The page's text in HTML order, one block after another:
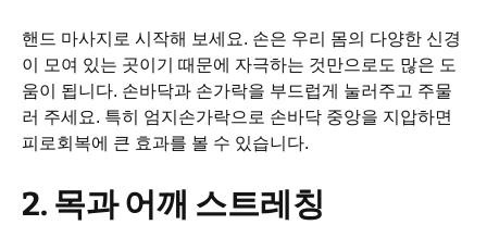
핸드 마사지로 시작해 보세요. 손은 우리 몸의 다양한 신경
이 모여 있는 곳이기 때문에 자극하는 것만으로도 많은 도
움이 됩니다. 손바닥과 손가락을 부드럽게 눌러주고 주물
러 주세요. 특히 엄지손가락으로 손바닥 중앙을 지압하면
피로회복에 큰 효과를 볼 수 있습니다.
2. 목과 어깨 스트레칭